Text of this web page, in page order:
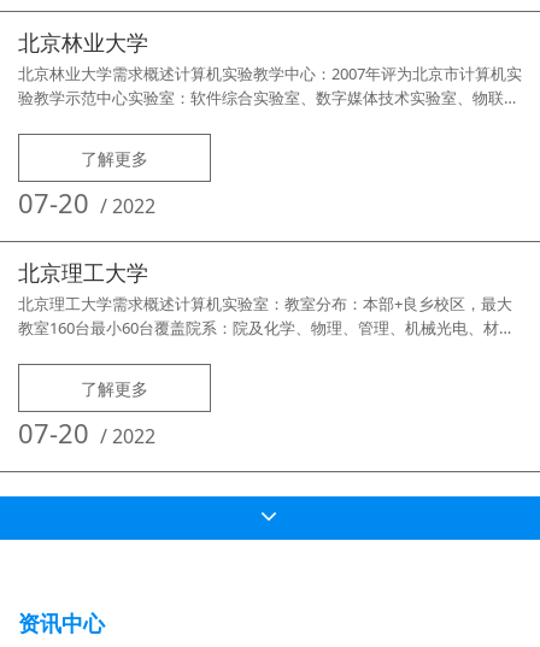
北京林业大学
北京林业大学需求概述计算机实验教学中心：2007年评为北京市计算机实
验教学示范中心实验室：软件综合实验室、数字媒体技术实验室、物联网
痛点2015年以前所有机房和实验室全部采用硬件还原卡，遇到更新、传输
错误或停电，需要全部重来终端多，人员少， 仅两位管理技术岗的老师
进行维护、耗费大量时间、精力、仍无法及时满足部分课程及实验需求终
端设备状
了解更多
07-20 /2022
北京理工大学
北京理工大学需求概述计算机实验室：教室分布：本部+良乡校区，最大
教室160台最小60台覆盖院系：院及化学、物理、管理、机械光电、材
各校区间距离远、来回需要半天时间终端全使用硬件还原卡、接触不良，
开机拔插、停机停课进行维护、更新升级维护老师经常需要下班时间进行
维护工作自动修改终端机器名、终端IP考试系统平时隐藏、考试时放出网
络拓扑图完
了解更多
07-20 /2022
资讯中心